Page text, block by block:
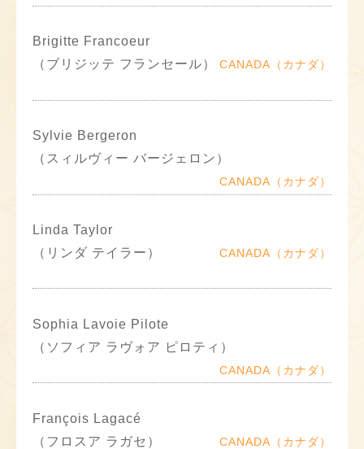
Brigitte Francoeur
（ブリジッテ フランセール）
CANADA（カナダ）
Sylvie Bergeron
（スィルヴィー バージェロン）
CANADA（カナダ）
Linda Taylor
（リンダ テイラー）
CANADA（カナダ）
Sophia Lavoie Pilote
（ソフィア ラヴォア ピロティ）
CANADA（カナダ）
François Lagacé
（フロスア ラガセ）
CANADA（カナダ）